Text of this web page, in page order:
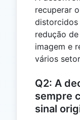
recuperar
distorcidos
redução
imagem e
vários
Q2: A
sempre
sinal